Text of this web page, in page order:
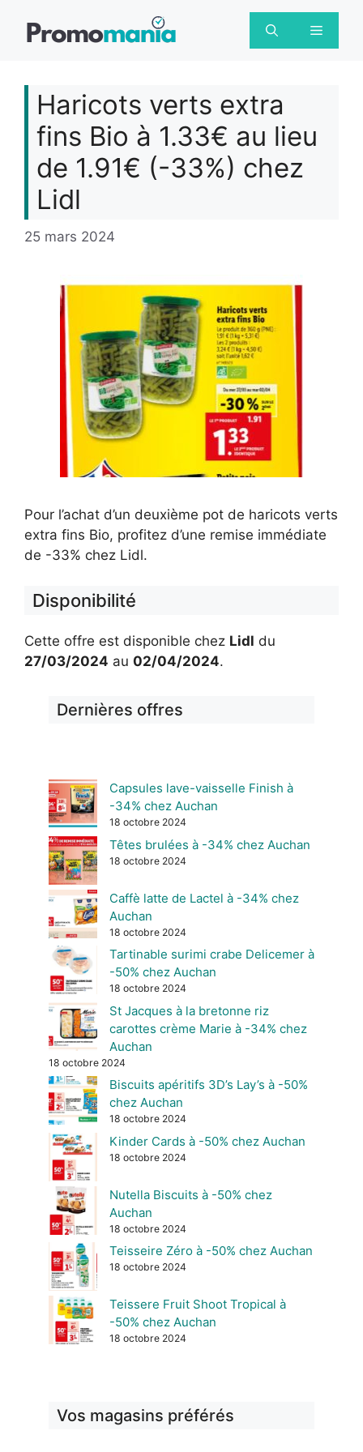
Menu
Haricots verts extra
fins Bio à 1.33€ au lieu
de 1.91€ (-33%) chez
Lidl
25 mars 2024
Pour l’achat d’un deuxième pot de haricots verts
extra fins Bio, profitez d’une remise immédiate
de -33% chez Lidl.
Disponibilité
Cette offre est disponible chez Lidl du
27/03/2024 au 02/04/2024.
Dernières offres
Capsules lave-vaisselle Finish à
-34% chez Auchan
18 octobre 2024
Têtes brulées à -34% chez Auchan
18 octobre 2024
Caffè latte de Lactel à -34% chez
Auchan
18 octobre 2024
Tartinable surimi crabe Delicemer à
-50% chez Auchan
18 octobre 2024
St Jacques à la bretonne riz
carottes crème Marie à -34% chez
Auchan
18 octobre 2024
Biscuits apéritifs 3D’s Lay’s à -50%
chez Auchan
18 octobre 2024
Kinder Cards à -50% chez Auchan
18 octobre 2024
Nutella Biscuits à -50% chez
Auchan
18 octobre 2024
Teisseire Zéro à -50% chez Auchan
18 octobre 2024
Teissere Fruit Shoot Tropical à
-50% chez Auchan
18 octobre 2024
Vos magasins préférés